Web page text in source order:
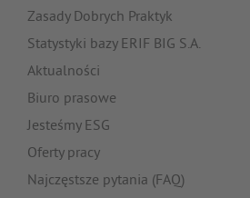
Zasady Dobrych Praktyk
Statystyki bazy ERIF BIG S.A.
Aktualności
Biuro prasowe
Jesteśmy ESG
Oferty pracy
Najczęstsze pytania (FAQ)